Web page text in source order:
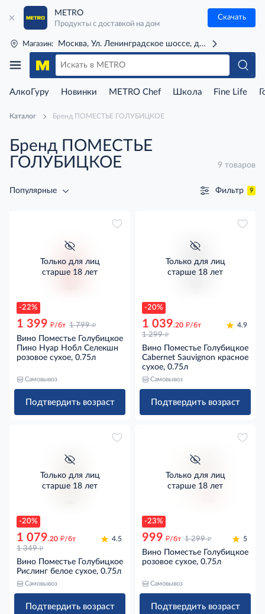
METRO
Продукты с доставкой на дом
Скачать
Магазин: Москва, Ул. Ленинградское шоссе, д. 71Г (м. Речной
АлкоГуру Новинки METRO Chef Школа Fine Life
Каталог Бренд ПОМЕСТЬЕ ГОЛУБИЦКОЕ
Бренд ПОМЕСТЬЕ
ГОЛУБИЦКОЕ
9 товаров
Популярные Фильтр 9
-22%
Только для лиц
старше 18 лет
1 399 д/бт 1 799 д
Вино Поместье Голубицкое
Пино Нуар Нобл Селекшн
розовое сухое, 0.75л
Самовывоз
Подтвердить возраст
-20%
Только для лиц
старше 18 лет
1 039.20 д/бт
1 299 д
4.9
Вино Поместье Голубицкое
Cabernet Sauvignon красное
сухое, 0.75л
Самовывоз
Подтвердить возраст
-20%
Только для лиц
старше 18 лет
1 079.20 д/бт
1 349 д
4.5
Вино Поместье Голубицкое
Рислинг белое сухое, 0.75л
Самовывоз
Подтвердить возраст
-23%
Только для лиц
старше 18 лет
999 д/бт 1 299 д 5
Вино Поместье Голубицкое
розовое сухое, 0.75л
Самовывоз
Подтвердить возраст